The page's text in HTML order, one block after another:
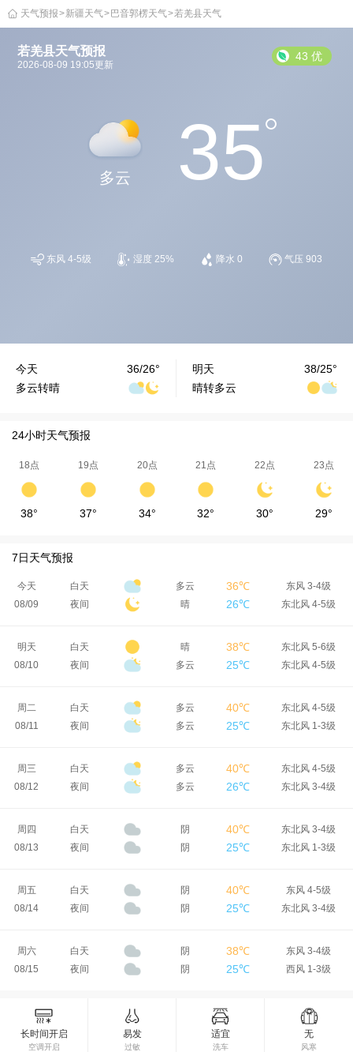
天气预报>新疆天气> 巴音郭楞天气>若羌县天气
若羌县天气预报
2026-08-09 19:05更新
43 优
多云 35
东风 4-5级 湿度 25% 降水 0 气压 903
今天
36/26°
多云转晴
明天
38/25°
晴转多云
24小时天气预报
18点
38°
19点
37°
20点
34°
21点
32°
22点
30°
23点
29°
7日天气预报
今天 白天 多云 36℃
东风 3-4级
08/09
夜间 晴 26℃ 东北风 4-5级
明天 白天 晴 38℃
东北风 5-6级
08/10
夜间 多云 25℃ 东北风 4-5级
周二 白天 多云 40℃
东北风 4-5级
08/11
夜间 多云 25℃ 东北风 1-3级
周三 白天 多云 40℃
东北风 4-5级
08/12
夜间 多云 26℃ 东北风 3-4级
周四 白天 阴 40℃
东北风 3-4级
08/13
夜间 阴 25℃ 东北风 1-3级
周五 白天 阴 40℃
东风 4-5级
08/14
夜间 阴 25℃ 东北风 3-4级
周六 白天 阴 38℃
东风 3-4级
08/15
夜间 阴 25℃ 西风 1-3级
长时间开启
空调开启
易发
过敏
适宜
洗车
无
风寒